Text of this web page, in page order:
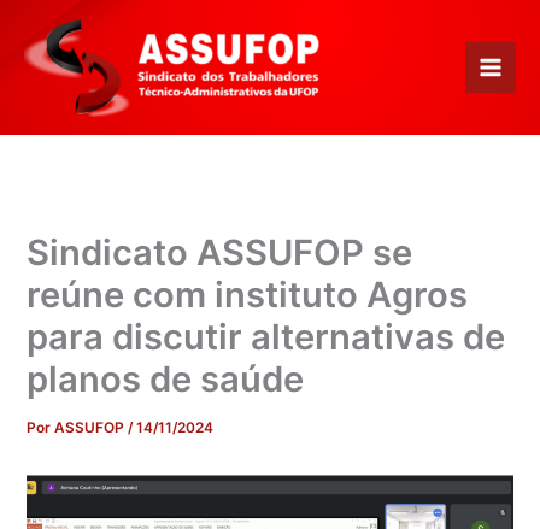
para
conteúdo
Sindicato ASSUFOP se
reúne com instituto Agros
para discutir alternativas de
planos de saúde
PorASSUFOP/14/11/2024